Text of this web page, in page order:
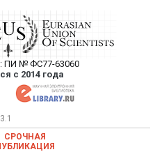
Союз Ученых —
статей в
журнале
ПИ № ФС77-63060
с 2014 года
публикация научных статей в
научном журнале
СРОЧНАЯ